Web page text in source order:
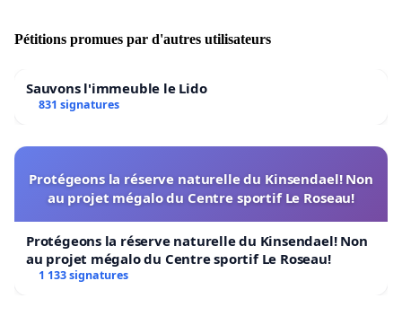
Pétitions promues par d'autres utilisateurs
Sauvons l'immeuble le Lido
831 signatures
Protégeons la réserve naturelle du Kinsendael! Non
au projet mégalo du Centre sportif Le Roseau!
Protégeons la réserve naturelle du Kinsendael! Non
au projet mégalo du Centre sportif Le Roseau!
1 133 signatures